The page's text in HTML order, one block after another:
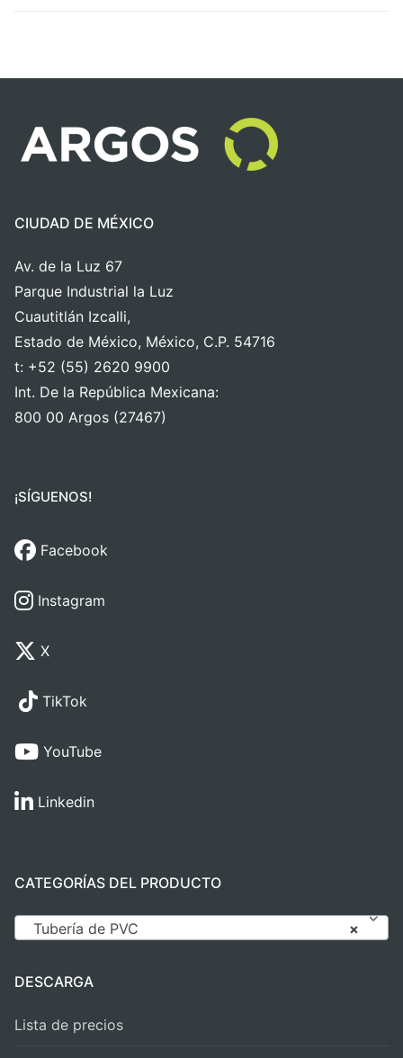
CIUDAD DE MÉXICO
Av. de la Luz 67
Parque Industrial la Luz
Cuautitlán Izcalli,
Estado de México, México, C.P. 54716
t: +52 (55) 2620 9900
Int. De la República Mexicana:
800 00 Argos (27467)
¡SÍGUENOS!
Facebook
Instagram
X
TikTok
YouTube
Linkedin
CATEGORÍAS DEL PRODUCTO
×
Tubería de PVC
DESCARGA
Lista de precios